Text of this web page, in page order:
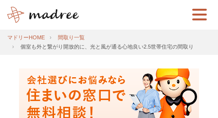
マドリーHOME
間取り一覧
個室も外と繋がり開放的に、光と風が通る心地良い2.5世帯住宅の間取り